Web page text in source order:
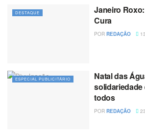
DESTAQUE
Janeiro
Cura
POR REDAÇÃO
ESPECIAL PUBLICITÁRIO
Natal das
solidariedade
todos
POR REDAÇÃO